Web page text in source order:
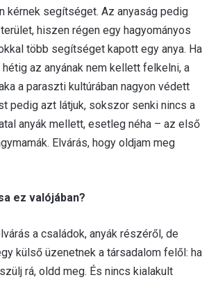
kérnek segítséget. Az anyaság pedig
hiszen régen egy hagyományos
több segítséget kapott egy anya. Ha
az anyának nem kellett felkelni, a
a paraszti kultúrában nagyon védett
pedig azt látjuk, sokszor senki nincs a
anyák mellett, esetleg néha – az első
Elvárás, hogy oldjam meg
ez valójában?
a családok, anyák részéről, de
külső üzenetnek a társadalom felől: ha
rá, oldd meg. És nincs kialakult